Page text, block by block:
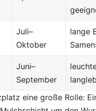
Juli–
Oktober
lange
Juni–
September
eine große Rolle: